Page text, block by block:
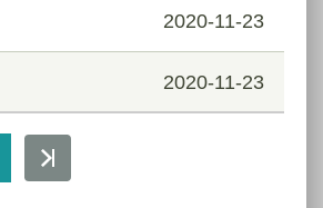
2020-11-23
2020-11-23